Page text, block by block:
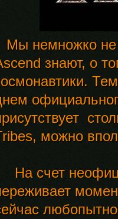
Мы немножко не
знают, о
можно
На счет